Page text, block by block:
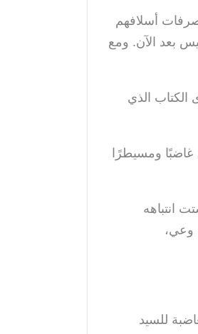
أسلافهم
بعد الآن. ومع
الذي
ومسيطرًا
انتباهه
وعي،
للسيد